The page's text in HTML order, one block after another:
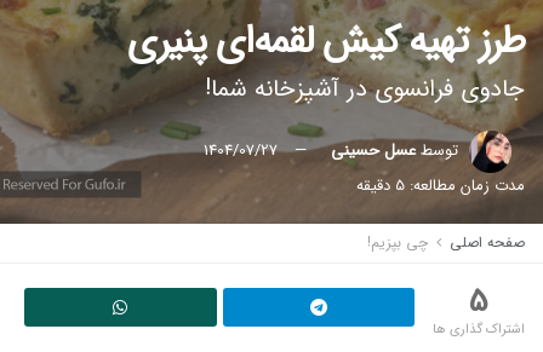
طرز تهیه کیش لقمه‌ای پنیری
جادوی فرانسوی در آشپزخانه شما!
توسطعسل حسینی
1404/07/27
مدت زمان مطالعه: 5 دقیقه
صفحه اصلی چی بپزیم!
5
اشتراک گذاری ها